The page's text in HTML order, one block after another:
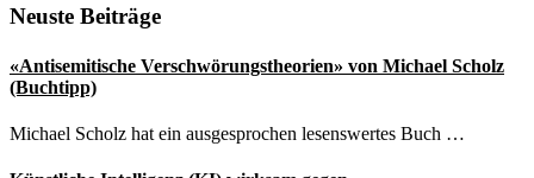
von
Aigner
Seitenspalte
Neuste Beiträge
«Antisemitische Verschwörungstheorien» von Michael Scholz
(Buchtipp)
Michael Scholz hat ein ausgesprochen lesenswertes Buch …